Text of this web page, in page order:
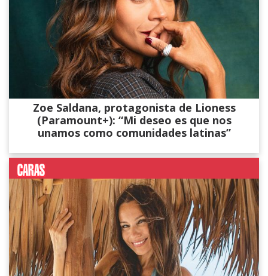
Zoe Saldana, protagonista de Lioness
(Paramount+): “Mi deseo es que nos
unamos como comunidades latinas”